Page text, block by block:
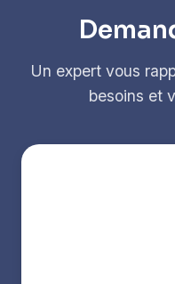
Un expert vous
besoins et